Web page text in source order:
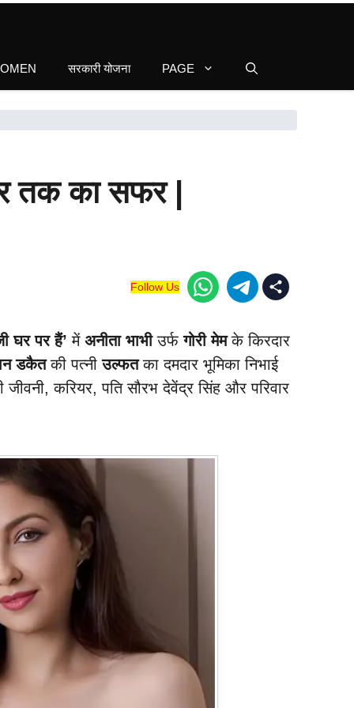
सरकारी योजना PAGE
तक का सफर |
Follow Us
घर पर हैं’ में अनीता भाभीउर्फगोरी मेमके किरदार
डकैतकी पत्नीउल्फतका दमदार भूमिका निभाई
करियर, पति सौरभ देवेंद्र सिंह और परिवार